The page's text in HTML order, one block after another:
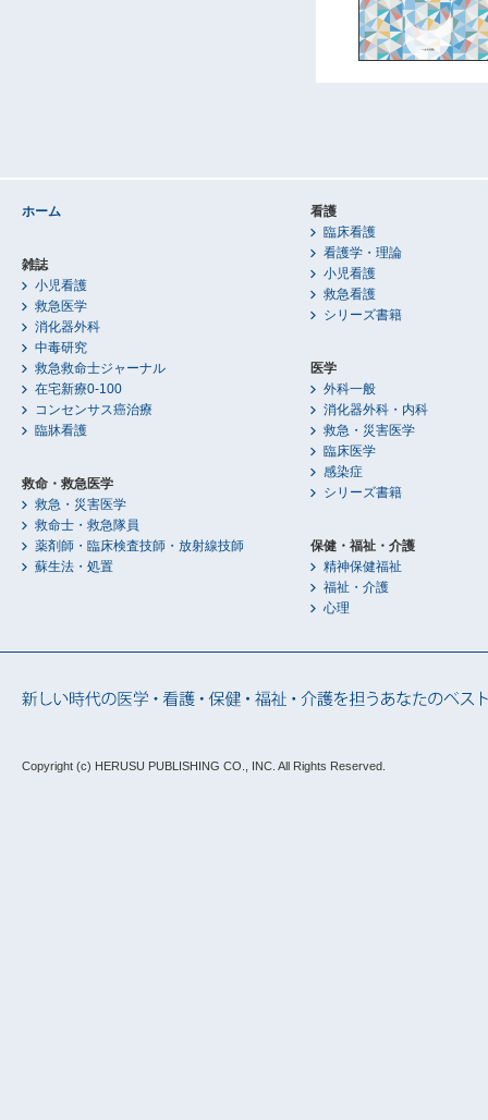
ホーム
雑誌
小児看護
救急医学
消化器外科
中毒研究
救急救命士ジャーナル
在宅新療0-100
コンセンサス癌治療
臨牀看護
救命・救急医学
救急・災害医学
救命士・救急隊員
薬剤師・臨床検査技師・放射線技師
蘇生法・処置
看護
臨床看護
看護学・理論
小児看護
救急看護
シリーズ書籍
医学
外科一般
消化器外科・内科
救急・災害医学
臨床医学
感染症
シリーズ書籍
保健・福祉・介護
精神保健福祉
福祉・介護
心理
Copyright (c) HERUSU PUBLISHING CO., INC. All Rights Reserved.